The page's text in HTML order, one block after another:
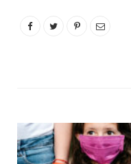
d'un couteau en acier